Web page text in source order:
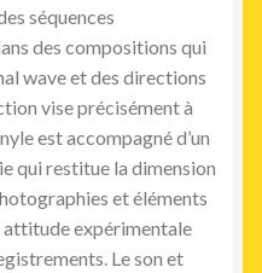
séquences
des compositions qui
wave et des directions
vise précisément à
est accompagné d’un
qui restitue la dimension
et éléments
expérimentale
Le son et